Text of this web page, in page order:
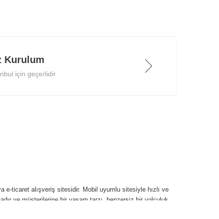
Kurulum
için geçerlidir
e-ticaret alışveriş sitesidir. Mobil uyumlu sitesiyle hızlı ve
ve müşterilerine bir yaşam tarzı, benzersiz bir yolculuk,